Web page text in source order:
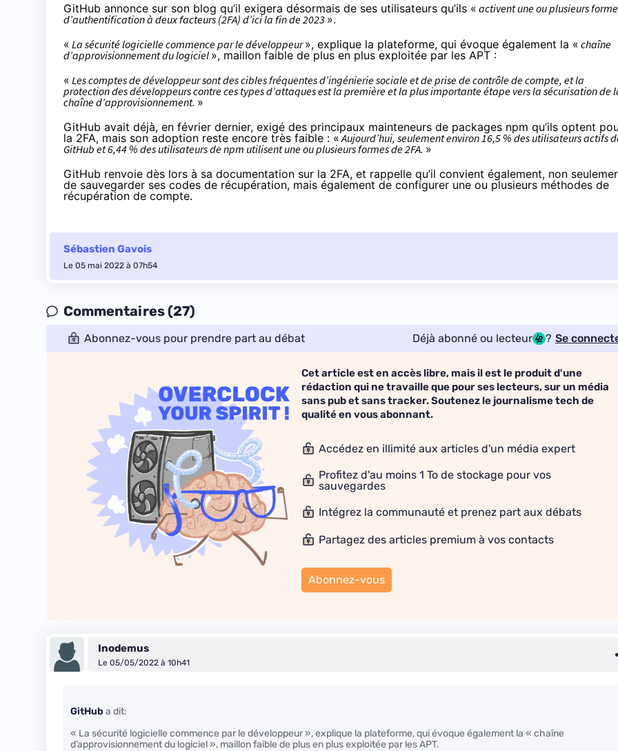
GitHub annonce sur son blog qu’il exigera désormais de ses utilisateurs qu’ils « activent une ou plusieurs
d’authentification à deux facteurs (2FA) d’ici la fin de 2023 ».
« La sécurité logicielle commence par le développeur», explique la plateforme, qui évoque également la « chaîne
d’approvisionnement du logiciel », maillon faible de plus en plus exploitée par les APT :
« Les comptes de développeur sont des cibles fréquentes d’ingénierie sociale et de prise de contrôle de compte, et la
protection des développeurs contre ces types d’attaques est la première et la plus importante étape vers la sécurisation de
chaîne d’approvisionnement. »
GitHub avait déjà, en février dernier, exigé des principaux mainteneurs de packages npm qu’ils optent
la 2FA, mais son adoption reste encore très faible : «Aujourd’hui, seulement environ 16,5 % des utilisateurs actifs
GitHub et 6,44 % des utilisateurs de npm utilisent une ou plusieurs formes de 2FA. »
GitHub renvoie dès lors à sa documentation sur la 2FA, et rappelle qu’il convient également, non
de sauvegarder ses codes de récupération, mais également de configurer une ou plusieurs méthodes de
récupération de compte.
Sébastien Gavois
Le 05 mai 2022 à 07h54
Commentaires (27)
Abonnez-vous pour prendre part au débat Déjà abonné ou lecteur ? Se
Cet article est en accès libre, mais il est le produit d'une
rédaction qui ne travaille que pour ses lecteurs, sur un média
sans pub et sans tracker. Soutenez le journalisme tech de
qualité en vous abonnant.
Accédez en illimité aux articles d'un média expert
Profitez d'au moins 1 To de stockage pour vos
sauvegardes
Intégrez la communauté et prenez part aux débats
Partagez des articles premium à vos contacts
Abonnez-vous
Inodemus
Le 05/05/2022 à 10h41
GitHub a dit:
« La sécurité logicielle commence par le développeur », explique la plateforme, qui évoque également la « chaîne
d’approvisionnement du logiciel », maillon faible de plus en plus exploitée par les APT.